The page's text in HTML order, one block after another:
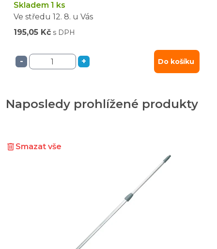
Skladem 1 ks
Ve středu 12. 8. u Vás
195,05 Kč s DPH
- + Do košíku
Naposledy prohlížené produkty
Smazat vše